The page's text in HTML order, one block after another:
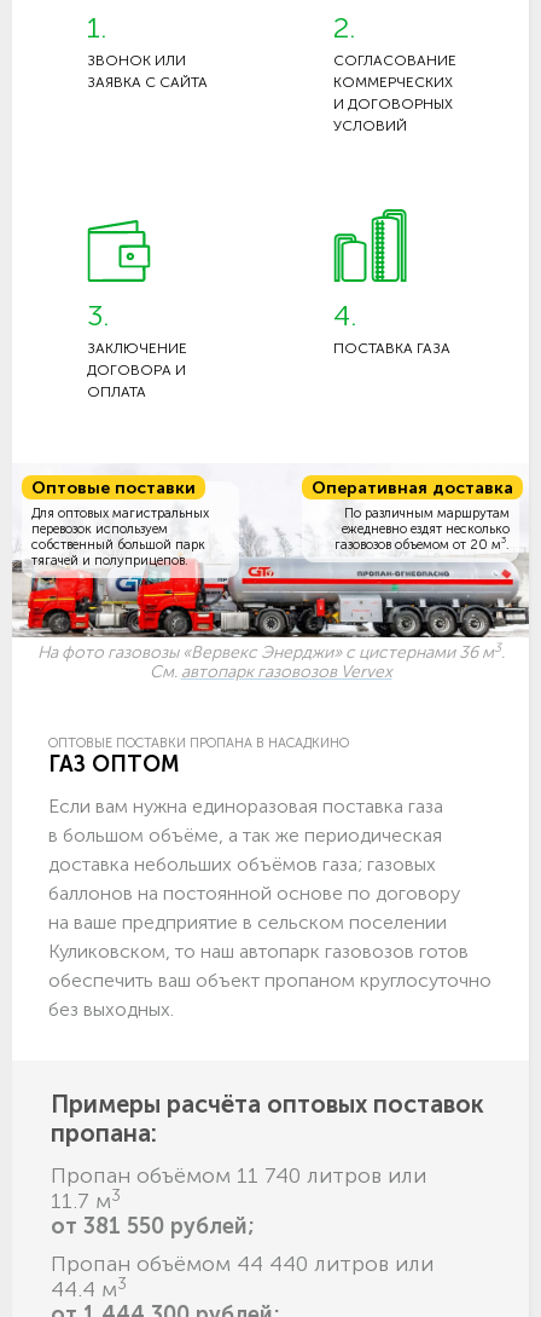
1.
ЗВОНОК ИЛИ
ЗАЯВКА С САЙТА
2.
СОГЛАСОВАНИЕ
КОММЕРЧЕСКИХ
И ДОГОВОРНЫХ
УСЛОВИЙ
3.
ЗАКЛЮЧЕНИЕ
ДОГОВОРА И
ОПЛАТА
4.
ПОСТАВКА ГАЗА
Оптовые поставки
Для оптовых магистральных
перевозок используем
собственный большой парк
тягачей и полуприцепов.
Оперативная доставка
По различным маршрутам
ежедневно ездят несколько
газовозов объемом от 20 м3
На фото газовозы «Вервекс Энерджи» с цистернами 36 м3.
См. автопарк газовозов Vervex
ОПТОВЫЕ ПОСТАВКИ ПРОПАНА В НАСАДКИНО
ГАЗ ОПТОМ
Если вам нужна единоразовая поставка газа
в большом объёме, а так же периодическая
доставка небольших объёмов газа; газовых
баллонов на постоянной основе по договору
на ваше предприятие в сельском поселении
Куликовском, то наш автопарк газовозов готов
обеспечить ваш объект пропаном круглосуточно
без выходных.
Примеры расчёта оптовых поставок
пропана:
Пропан объёмом 11 740 литров или
11.7 м3
от 381 550 рублей;
Пропан объёмом 44 440 литров или
44.4 м3